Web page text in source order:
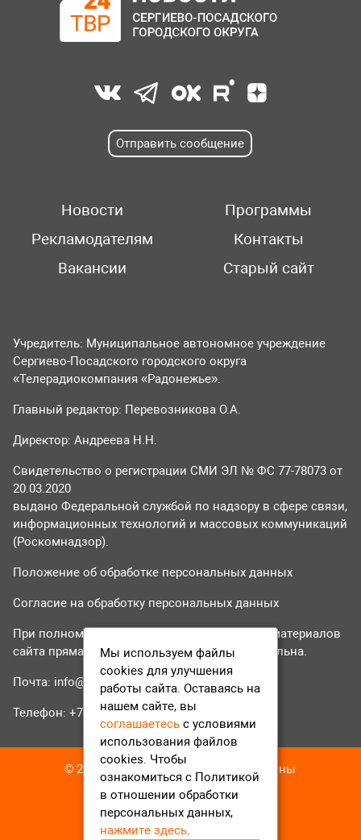
Отправить сообщение
Новости
Программы
Рекламодателям
Контакты
Вакансии
Старый сайт
Учредитель: Муниципальное автономное учреждение
Сергиево-Посадского городского округа
«Телерадиокомпания «Радонежье».
Главный редактор: Перевозникова О.А.
Директор: Андреева Н.Н.
Свидетельство о регистрации СМИ ЭЛ № ФС 77-78073 от
20.03.2020
выдано Федеральной службой по надзору в сфере связи,
информационных технологий и массовых коммуникаций
(Роскомнадзор).
Положение об обработке персональных данных
Согласие на обработку персональных данных
При полном или частичном использовании материалов
сайта прямая гиперссылка на tvr24.tv обязательна.
Почта: info@tvr24.tv
Телефон: +7 (496) 551-04-95
© 2016-2023 ТВР24 Все права защищены
Мы используем файлы
cookies для улучшения
работы сайта. Оставаясь на
нашем сайте, вы
соглашаетесь с условиями
использования файлов
cookies. Чтобы
ознакомиться с Политикой
в отношении обработки
персональных данных,
нажмите здесь.